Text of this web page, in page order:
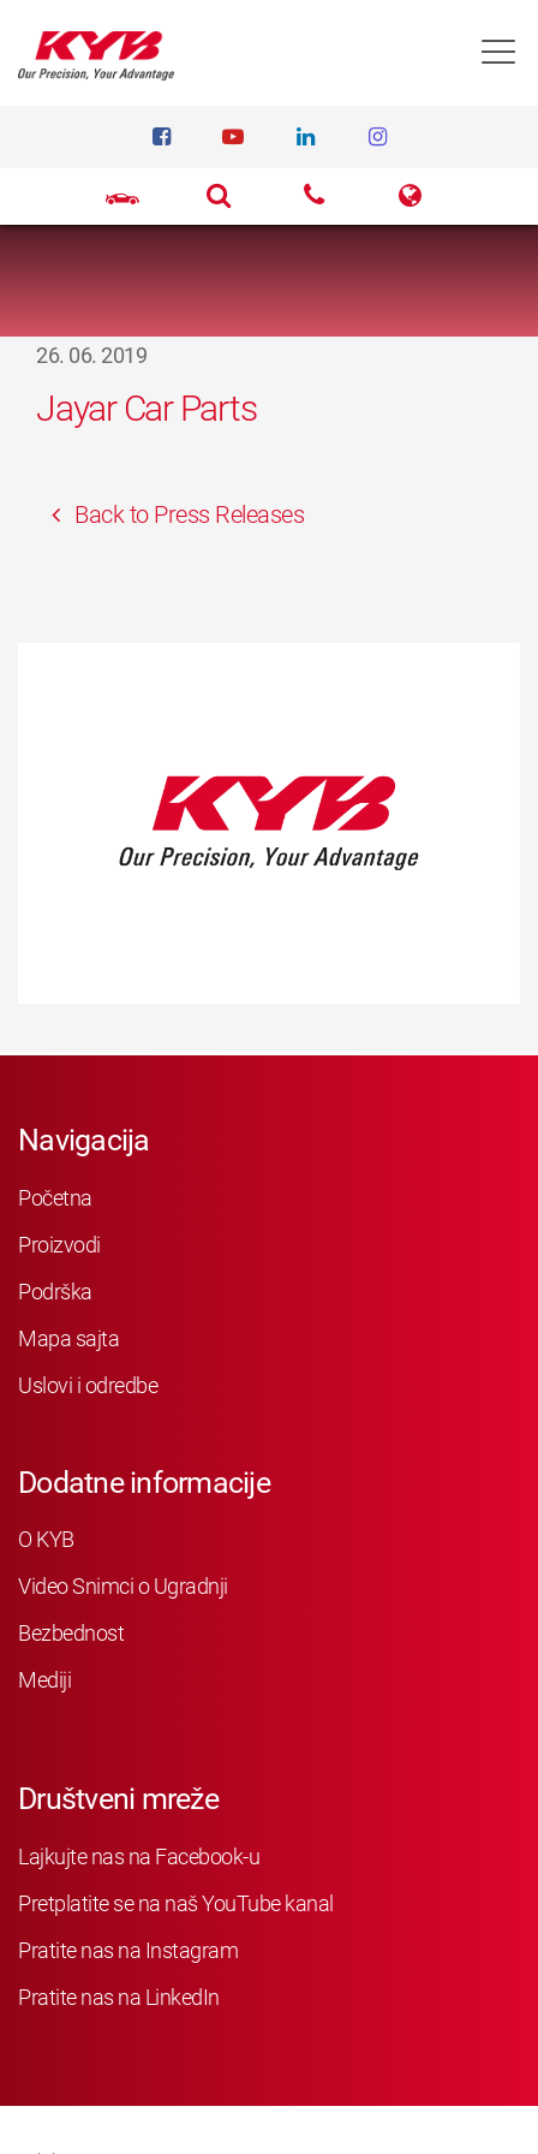
26. 06. 2019
Jayar Car Parts
Back to Press Releases
Navigacija
Početna
Proizvodi
Podrška
Mapa sajta
Uslovi i odredbe
Dodatne informacije
O KYB
Video Snimci o Ugradnji
Bezbednost
Mediji
Društveni mreže
Lajkujte nas na Facebook-u
Pretplatite se na naš YouTube kanal
Pratite nas na Instagram
Pratite nas na LinkedIn